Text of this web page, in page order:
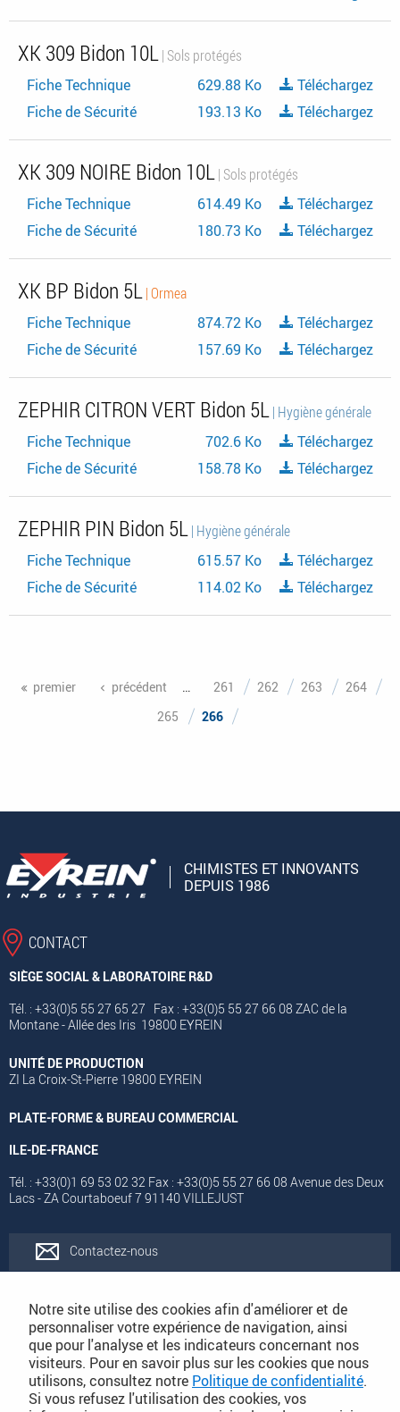
XK 309 Bidon 10L| Sols protégés
Fiche Technique
629.88 Ko
Téléchargez
Fiche de Sécurité
193.13 Ko Téléchargez
XK 309 NOIRE Bidon 10L| Sols protégés
Fiche Technique
614.49 Ko
Téléchargez
Fiche de Sécurité
180.73 Ko Téléchargez
XK BP Bidon 5L| Ormea
Fiche Technique
874.72 Ko
Téléchargez
Fiche de Sécurité
157.69 Ko Téléchargez
ZEPHIR CITRON VERT Bidon 5L| Hygiène générale
Fiche Technique
702.6 Ko
Téléchargez
Fiche de Sécurité
158.78 Ko Téléchargez
ZEPHIR PIN Bidon 5L| Hygiène générale
Fiche Technique
615.57 Ko
Téléchargez
Fiche de Sécurité
114.02 Ko Téléchargez
premier précédent 261 262 263
264
265
266
CHIMISTES ET INNOVANTS
DEPUIS 1986
CONTACT
SIÈGE SOCIAL & LABORATOIRE R&D
Tél. : +33(0)5 55 27 65 27 Fax : +33(0)5 55 27 66 08 ZAC de la
Montane - Allée des Iris 19800 EYREIN
UNITÉ DE PRODUCTION
ZI La Croix-St-Pierre 19800 EYREIN
PLATE-FORME & BUREAU COMMERCIAL
ILE-DE-FRANCE
Tél. : +33(0)1 69 53 02 32 Fax : +33(0)5 55 27 66 08 Avenue des Deux
Lacs - ZA Courtaboeuf 7 91140 VILLEJUST
Contactez-nous
Catalogues
Notre site utilise des cookies afin d'améliorer et de
personnaliser votre expérience de navigation, ainsi
que pour l'analyse et les indicateurs concernant nos
visiteurs. Pour en savoir plus sur les cookies que nous
utilisons, consultez notre Politique de confidentialité.
Si vous refusez l'utilisation des cookies, vos